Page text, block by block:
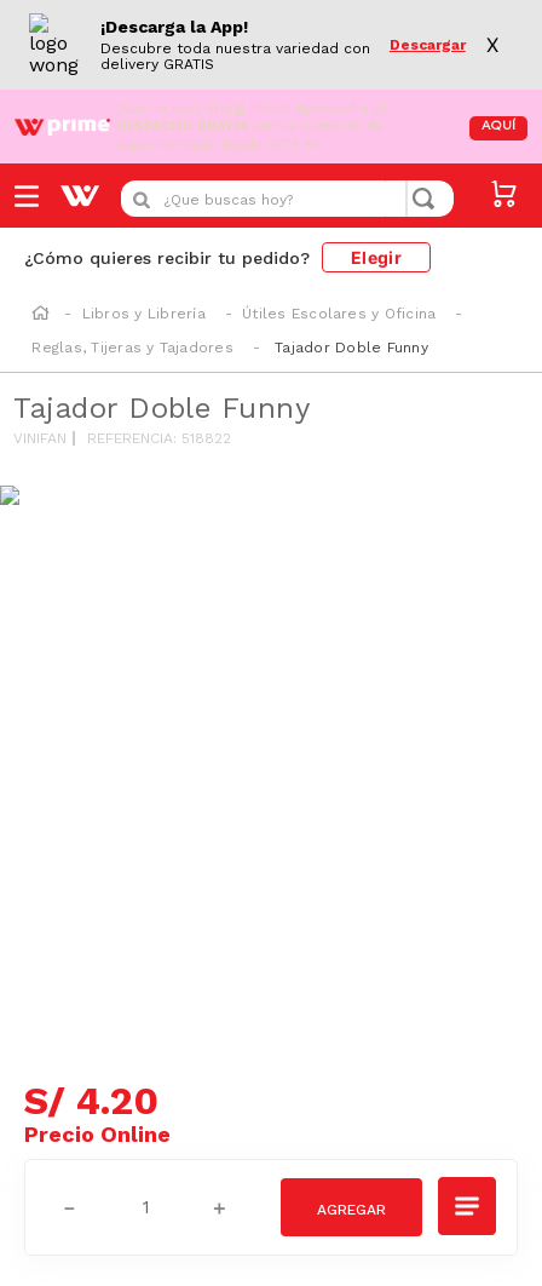
¡Descarga la App!
Descubre toda nuestra variedad con
delivery GRATIS
Descargar X
¡Aún no eres Wong Prime! Aprovecha el
DESPACHO GRATIS en tus compras de
supermercado desde S/79.90
AQUÍ
¿Que buscas hoy?
¿Cómo quieres recibir tu pedido? Elegir
Libros y Librería
Útiles Escolares y Oficina
Reglas, Tijeras y Tajadores
Tajador Doble Funny
Tajador Doble Funny
VINIFAN REFERENCIA: 518822
S/ 4.20
＋
－